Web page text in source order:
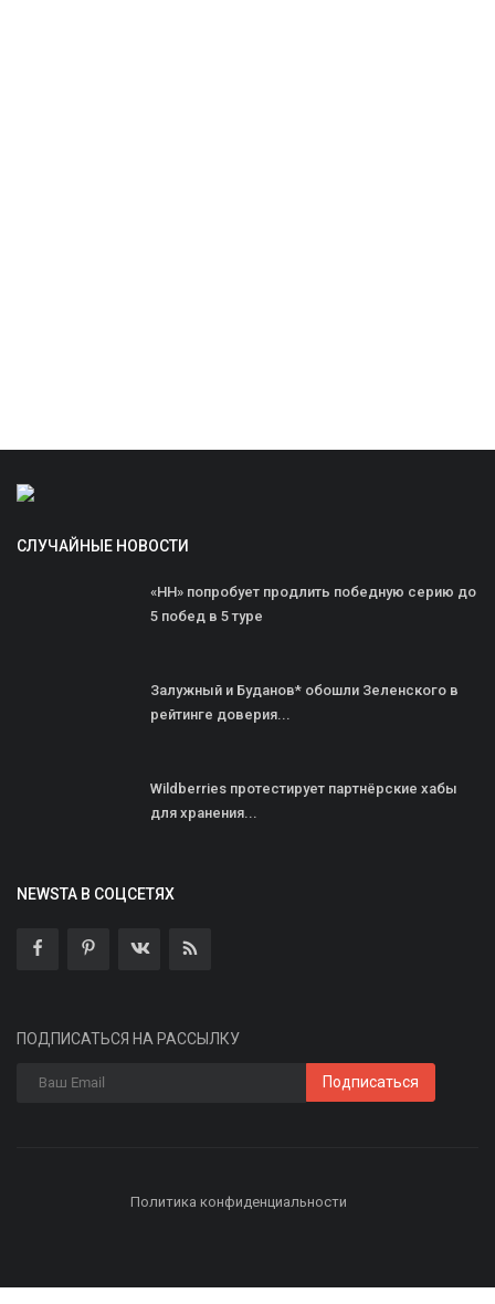
СЛУЧАЙНЫЕ НОВОСТИ
«НН» попробует продлить победную серию до
5 побед в 5 туре
Залужный и Буданов* обошли Зеленского в
рейтинге доверия...
Wildberries протестирует партнёрские хабы
для хранения...
NEWSTA В СОЦСЕТЯХ
ПОДПИСАТЬСЯ НА РАССЫЛКУ
Подписаться
Политика конфиденциальности